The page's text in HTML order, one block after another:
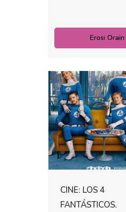
Erosi Orain
CINE: LOS 4
FANTÁSTICOS.